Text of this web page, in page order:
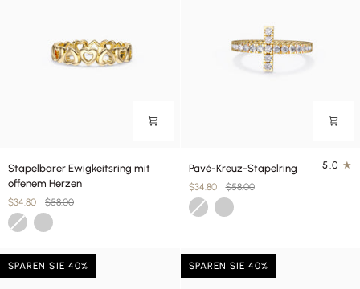
Ewigkeitsring
mit
offenem
Herzen
Stapelbarer Ewigkeitsring mit
offenem Herzen
$34.80 $58.00
Gold Silber
Kreuz-
Stapelring
Pavé-Kreuz-Stapelring 5.0
$34.80 $58.00
Gold Silber
SPAREN SIE 40% SPAREN SIE 40%